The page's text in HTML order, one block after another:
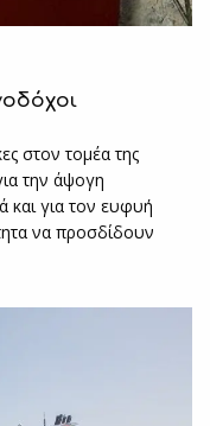
στον τομέα της
την άψογη
και για τον ευφυή
να προσδίδουν